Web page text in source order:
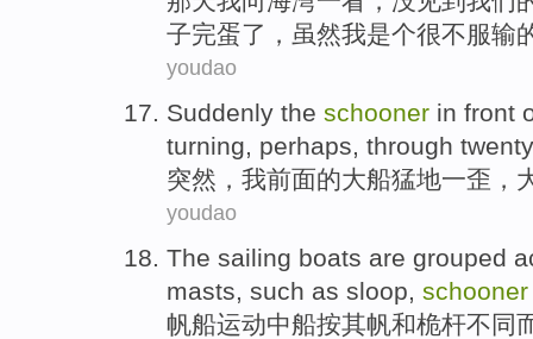
子完蛋了， 虽然我是个很不服输
youdao
Suddenly the schooner in front
turning, perhaps, through twenty
突然 ， 我前面的大船猛地一歪，
youdao
The sailing boats are grouped
masts such as sloop schooner
帆船运动中船按其帆和桅杆不同